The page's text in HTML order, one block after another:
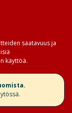
saatavuus ja
käyttöä.